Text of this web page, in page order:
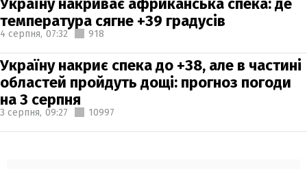
температура сягне +39 градусів
4 серпня, 07:32 918
Україну накриє спека до +38, але в частині
областей пройдуть дощі: прогноз погоди
на 3 серпня
3 серпня, 09:27 10997